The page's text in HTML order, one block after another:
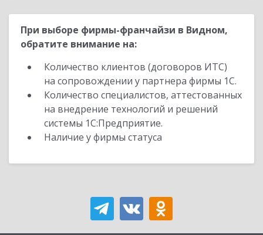
При выборе фирмы-франчайзи в Видном,
обратите внимание на:
Количество клиентов (договоров ИТС)
на сопровождении у партнера фирмы 1С.
Количество специалистов, аттестованных
на внедрение технологий и решений
системы 1С:Предприятие.
Наличие у фирмы статуса